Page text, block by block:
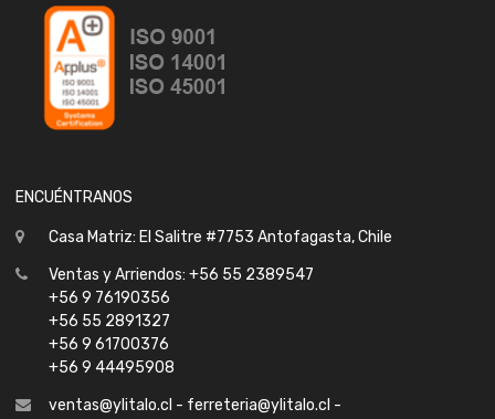
ENCUÉNTRANOS
Casa Matriz: El Salitre #7753 Antofagasta, Chile
Ventas y Arriendos: +56 55 2389547
+56 9 76190356
+56 55 2891327
+56 9 61700376
+56 9 44495908
ventas@ylitalo.cl - ferreteria@ylitalo.cl -